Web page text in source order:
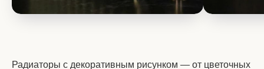
Радиаторы с декоративным рисунком — от цветочных